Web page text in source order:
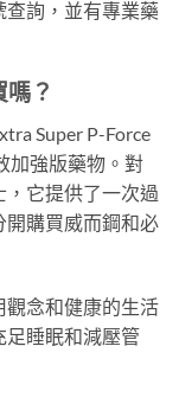
查詢，並有專業藥
？
Super P-Force
加強版藥物。對
它提供了一次過
開購買威而鋼和必
觀念和健康的生活
足睡眠和減壓管